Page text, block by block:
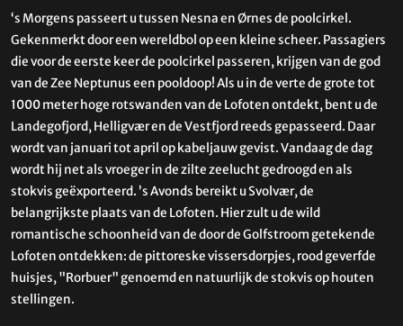
‘s Morgens passeert u tussen Nesna en Ørnes de poolcirkel.
Gekenmerkt door een wereldbol op een kleine scheer. Passagiers
die voor de eerste keer de poolcirkel passeren, krijgen van de god
van de Zee Neptunus een pooldoop! Als u in de verte de grote tot
1000 meter hoge rotswanden van de Lofoten ontdekt, bent u de
Landegofjord, Helligvær en de Vestfjord reeds gepasseerd. Daar
wordt van januari tot april op kabeljauw gevist. Vandaag de dag
wordt hij net als vroeger in de zilte zeelucht gedroogd en als
stokvis geëxporteerd. ’s Avonds bereikt u Svolvær, de
belangrijkste plaats van de Lofoten. Hier zult u de wild
romantische schoonheid van de door de Golfstroom getekende
Lofoten ontdekken: de pittoreske vissersdorpjes, rood geverfde
huisjes, "Rorbuer" genoemd en natuurlijk de stokvis op houten
stellingen.